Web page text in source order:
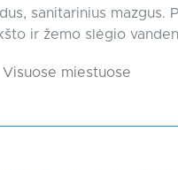
sanitarinius mazgus.
ir žemo slėgio
Visuose miestuose